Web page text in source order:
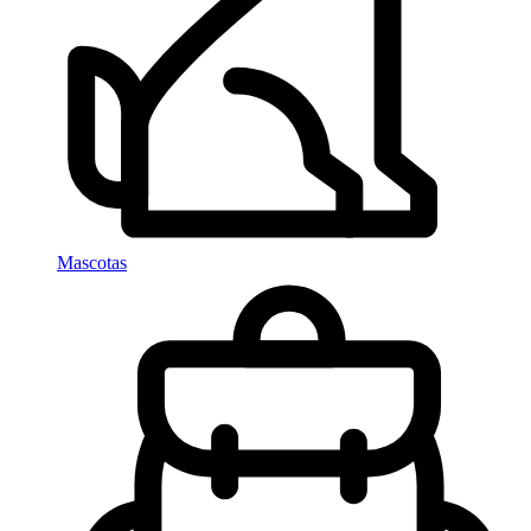
Mascotas